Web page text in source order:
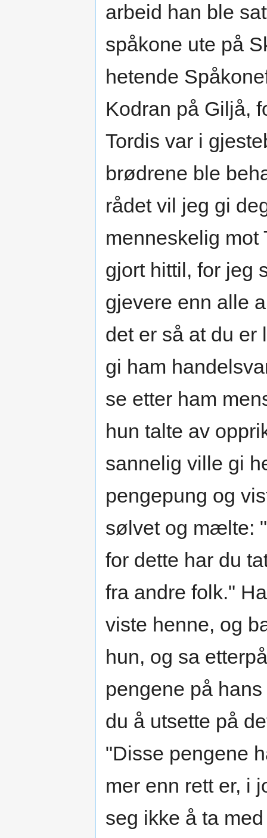
arbeid han ble
spåkone ute på
hetende
Kodran på Giljå,
Tordis var i
brødrene ble
rådet vil jeg gi
menneskelig mot
gjort hittil, for jeg
gjevere enn alle
det er så at du er
gi ham
se etter ham
hun talte av
sannelig ville gi
pengepung og
sølvet og mælte:
for dette har du
fra andre folk."
viste henne, og
hun, og sa
pengene på
du å utsette på
"Disse pengene
mer enn rett er, i
seg ikke å ta